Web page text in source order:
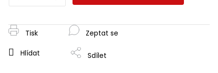
Tisk Zeptat se
Hlídat Sdílet